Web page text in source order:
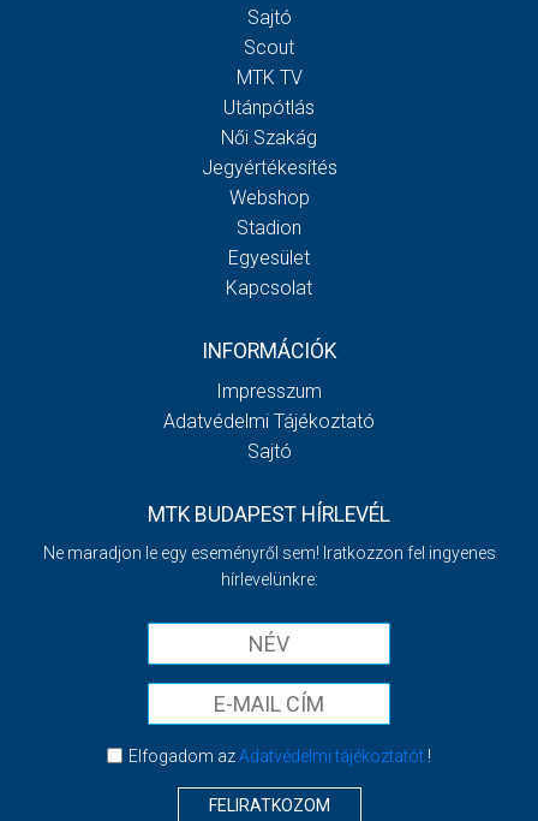
Sajtó
Scout
MTK TV
Utánpótlás
Női Szakág
Jegyértékesítés
Webshop
Stadion
Egyesület
Kapcsolat
INFORMÁCIÓK
Impresszum
Adatvédelmi Tájékoztató
Sajtó
MTK BUDAPEST HÍRLEVÉL
Ne maradjon le egy eseményről sem! Iratkozzon fel ingyenes
hírlevelünkre:
Elfogadom azAdatvédelmi tájékoztatót!
FELIRATKOZOM